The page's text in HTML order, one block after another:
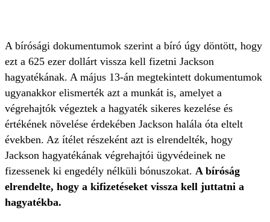
A bírósági dokumentumok szerint a bíró úgy döntött, hogy
ezt a 625 ezer dollárt vissza kell fizetni Jackson
hagyatékának. A május 13-án megtekintett dokumentumok
ugyanakkor elismerték azt a munkát is, amelyet a
végrehajtók végeztek a hagyaték sikeres kezelése és
értékének növelése érdekében Jackson halála óta eltelt
években. Az ítélet részeként azt is elrendelték, hogy
Jackson hagyatékának végrehajtói ügyvédeinek ne
fizessenek ki engedély nélküli bónuszokat. A bíróság
elrendelte, hogy a kifizetéseket vissza kell juttatni a
hagyatékba.